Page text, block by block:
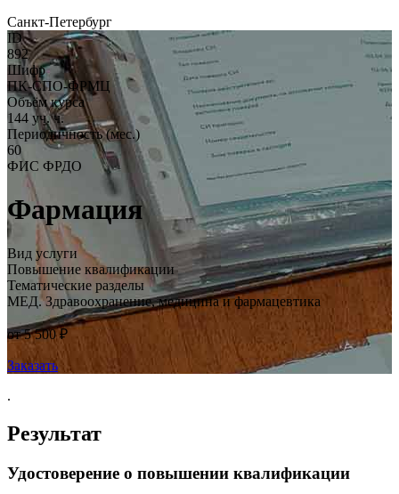
Санкт-Петербург
ID
892
Шифр
ПК-СПО-ФРМЦ
Объём курса
144 уч. ч.
Периодичность (мес.)
60
ФИС ФРДО
Фармация
Вид услуги
Повышение квалификации
Тематические разделы
МЕД. Здравоохранение, медицина и фармацевтика
от 5 500 ₽
Заказать
.
Результат
Удостоверение о повышении квалификации